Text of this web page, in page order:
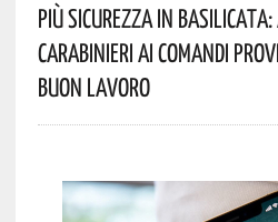
Più Sicurezza In
Carabinieri Ai Comandi
Buon Lavoro